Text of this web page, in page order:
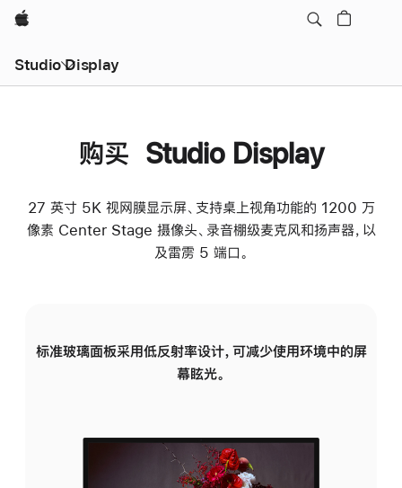
Apple
Studio Display
购买 Studio Display
27 英寸 5K 视网膜显示屏、支持桌上视角功能的 1200 万
像素 Center Stage 摄像头、录音棚级麦克风和扬声器，以
及雷雳 5 端口。
标准玻璃面板采用低反射率设计，可减少使用环境中的屏
幕眩光。